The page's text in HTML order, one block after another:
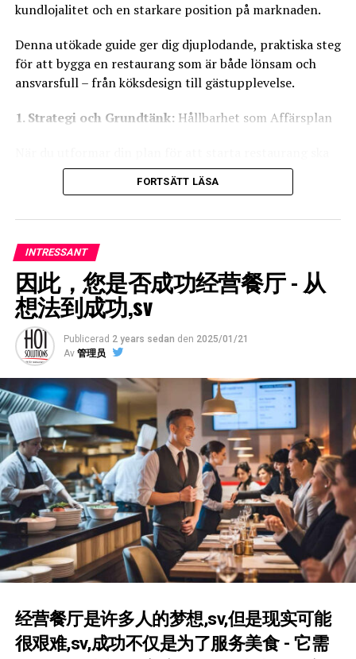
göra ett mer informerat beslut om vilken lokal som är
mest lämplig för din restaurang.
När det gäller att välja rätt storlek på en lokal för din
restaurang, 考虑当前的需求和未来目标很重要,sv,这是要
者都在低,sv,和高季节,sv,想想可以容纳多少桌子和椅子而
又不拥挤,sv,厨房空间,sv,厨房应该足够大，可以有效地满
足餐厅的需求,sv,它包括烹饪空间,sv,贮存,sv,和磁盘,sv,额
外的空间,sv,您打算有酒吧吗,sv,户外座位,sv,私人房间或纪
念品商店,sv,每种补充需要更多的空间,sv,员工空间,sv,不要
忘记工作人员的空间,sv,作为更衣室和休息空间,sv,贮
存,no,您需要足够的空间来存储食物,sv. Här är några
aspekter att överväga:
1. Kapacitet: Hur många gäster förväntar du dig att
servera, både under låg- och högsäsong? Tänk på hur
många bord och stolar som ryms utan att det blir
trångt.
2. Köksutrymme: Köket bör vara tillräckligt stort för att
effektivt kunna hantera restaurangens behov. Det
inkluderar plats för matlagning, förvaring, och disk.
3. Extra Utrymmen: Planerar du att ha en bar,
uteservering, privat rum eller kanske en souvenirbutik?
4. Personalutrymme: Glöm inte utrymme för
personalen, som omklädningsrum och pausutrymme.
kundlojalitet och en starkare position på marknaden.
Denna utökade guide ger dig djuplodande, praktiska steg
för att bygga en restaurang som är både lönsam och
ansvarsfull – från köksdesign till gästupplevelse.
1. Strategi och Grundtänk:Hållbarhet som Affärsplan
hållbarhet vara en central pelare.
报,sv,投资回报率,en,• 示例,sv,投资现代对流烤箱，与旧型
号相比可节省 20-30% 的能源,sv,计算减少的电力消耗多快
可以弥补较高的采购成本,sv,水净化,sv,安装内部水净化系
统并提供您自己的碳酸水,sv,这消除了瓶装水成本,sv,贮
存,no,一次性瓶子的运输和废物管理,sv,可持续供应链,sv,
建立供应商基础不仅仅是基于价格,sv,• 实用技巧,sv,要求
您的供应商报告货物的原产地和认证,sv,宣称,no,MSC标记
的鱼,sv,选择提供箱子回收系统的供应商,sv
Många gröna investeringar har en snabb Return on
Investment (ROI).
• Exempel 1 (Teknik): Investera i en modern
konvektionsugn som sparar 20–30% energi jämfört med
äldre modeller. Räkna ut hur snabbt den sänkta
elförbrukningen betalar den högre inköpskostnaden.
• Exempel 2 (Vattenrening): Installera ett internt
vattenreningssystem och servera ditt eget kolsyrade
vatten. Detta eliminerar kostnader för flaskvatten,
engångsflaskor.
Hållbara Leverantörskedjor
FORTSÄTT LÄSA
INTRESSANT
因此，您是否成功经营餐厅 - 从
想法到成功,sv
Publicerad 2 years sedan den 2025/01/21
Av 管理员
经营餐厅是许多人的梦想,sv,但是现实可能
很艰难,sv,成功不仅是为了服务美食 - 它需